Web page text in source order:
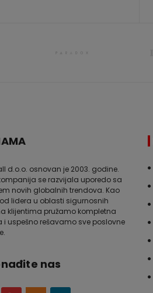
d.o.o. osnovan je 2003. godine.
se razvijala uporedo sa
novih globalnih trendova. Kao
lidera u oblasti sigurnosnih
klijentima pružamo kompletna
i uspešno rešavamo sve poslovne
nas